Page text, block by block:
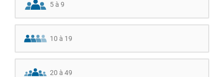
5 à 9
10 à 19
20 à 49